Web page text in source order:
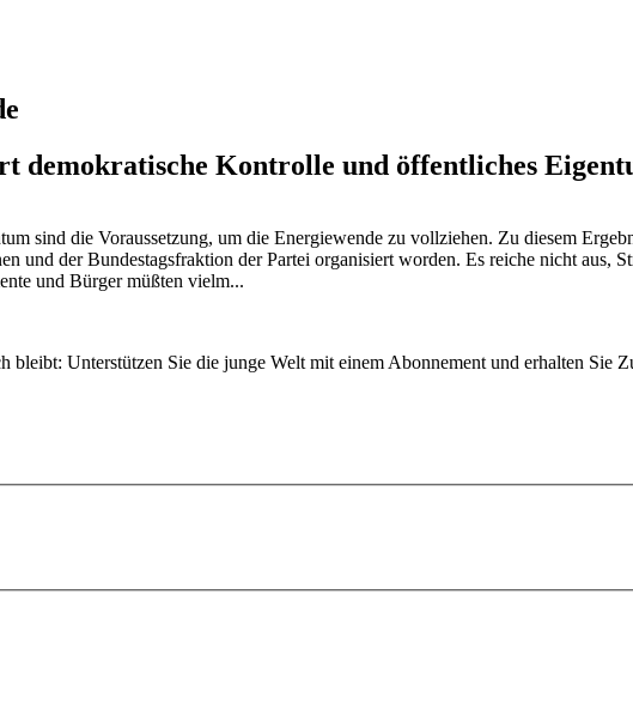
demokratische Kontrolle und öffentliches
sind die Voraussetzung, um die Energiewende zu vollziehen. Zu diesem
und der Bundestagsfraktion der Partei organisiert worden. Es reiche nicht aus,
und Bürger müßten vielm...
bleibt: Unterstützen Sie die junge Welt mit einem Abonnement und erhalten Sie